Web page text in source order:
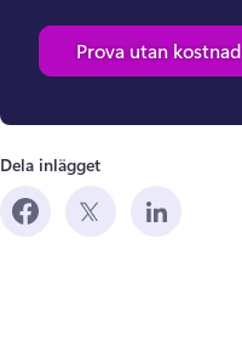
Prova utan kostnad
Dela inlägget